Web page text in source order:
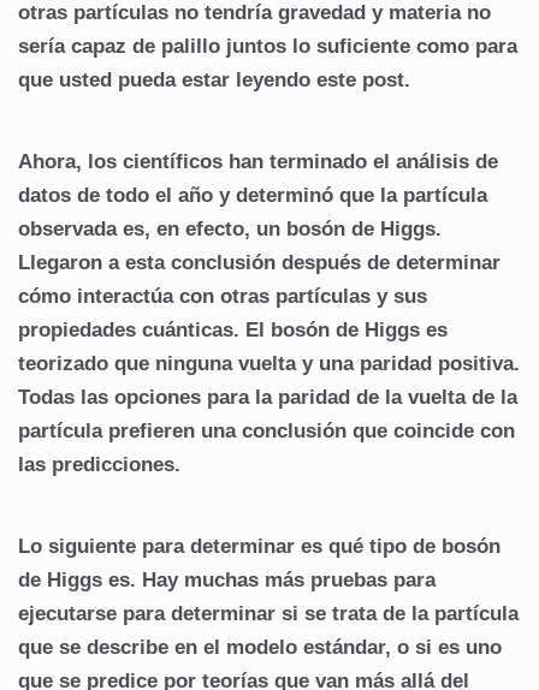
otras partículas no tendría gravedad y materia no
sería capaz de palillo juntos lo suficiente como para
que usted pueda estar leyendo este post.
Ahora, los científicos han terminado el análisis de
datos de todo el año y determinó que la partícula
observada es, en efecto, un bosón de Higgs.
Llegaron a esta conclusión después de determinar
cómo interactúa con otras partículas y sus
propiedades cuánticas. El bosón de Higgs es
teorizado que ninguna vuelta y una paridad positiva.
Todas las opciones para la paridad de la vuelta de la
partícula prefieren una conclusión que coincide con
las predicciones.
Lo siguiente para determinar es qué tipo de bosón
de Higgs es. Hay muchas más pruebas para
ejecutarse para determinar si se trata de la partícula
que se describe en el modelo estándar, o si es uno
que se predice por teorías que van más allá del